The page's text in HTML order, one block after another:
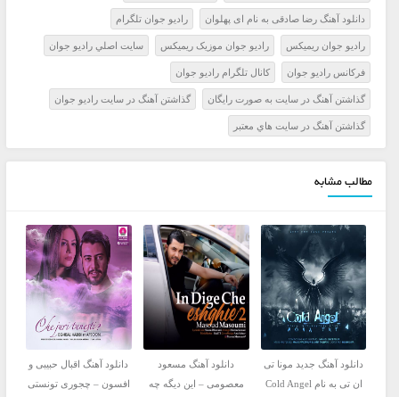
دانلود آهنگ رضا صادقی به نام ‌ای پهلوان راديو جوان تلگرام
راديو جوان ريميکس راديو جوان موزيک ريميکس سايت اصلي راديو جوان
فرکانس راديو جوان کانال تلگرام راديو جوان
گذاشتن آهنگ در سايت به صورت رايگان گذاشتن آهنگ در سايت راديو جوان
گذاشتن آهنگ در سايت هاي معتبر
مطالب مشابه
دانلود آهنگ جدید مونا تی
ان تی به نام Cold Angel
دانلود آهنگ مسعود
معصومی – این دیگه چه
دانلود آهنگ اقبال حبیبی و
افسون – چجوری تونستی